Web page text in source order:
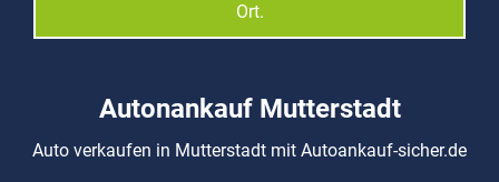
Ort.
Autonankauf Mutterstadt
Auto verkaufen in Mutterstadt mit Autoankauf-sicher.de